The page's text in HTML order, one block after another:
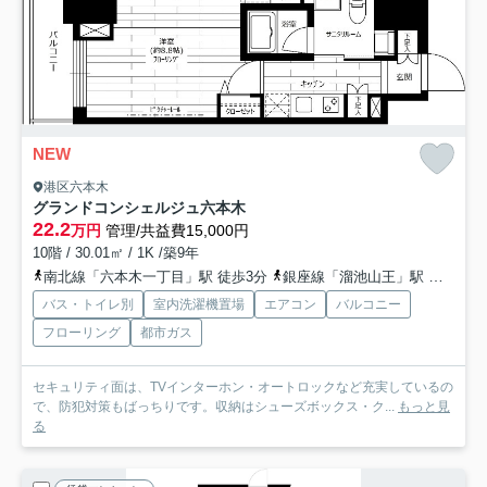
NEW
港区六本木
グランドコンシェルジュ六本木
22.2万円 管理/共益費15,000円
10階 / 30.01㎡ / 1K /築9年
南北線「六本木一丁目」駅 徒歩3分
銀座線「溜池山王」駅 徒歩4分
バス・トイレ別 室内洗濯機置場 エアコン
バルコニー
フローリング
都市ガス
セキュリティ面は、TVインターホン・オートロックなど充実しているの
で、防犯対策もばっちりです。収納はシューズボックス・ク... もっと見
る